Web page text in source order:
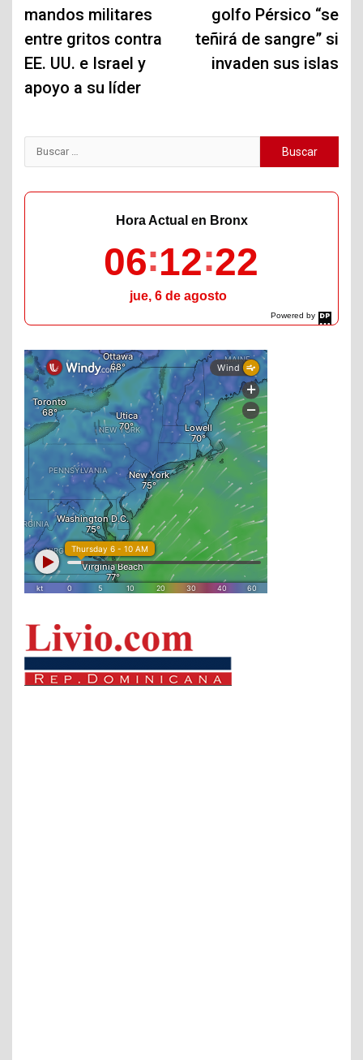
entradas
mandos militares
entre gritos contra
EE. UU. e Israel y
apoyo a su líder
golfo Pérsico “se
teñirá de sangre” si
invaden sus islas
Buscar:
Powered by
DaysPedia.com
Hora Actual en Bronx
06 12 23
jue, 6 de agosto